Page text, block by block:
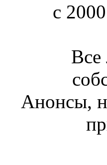
c
Все
Анонсы,